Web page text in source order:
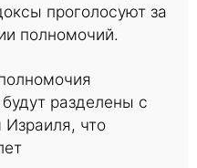
проголосуют за
полномочий.
разделены с
что